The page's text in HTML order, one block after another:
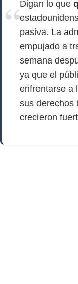
Digan lo que
pasiva. La
empujado a
semana
ya que el
enfrentarse a
sus derechos
crecieron